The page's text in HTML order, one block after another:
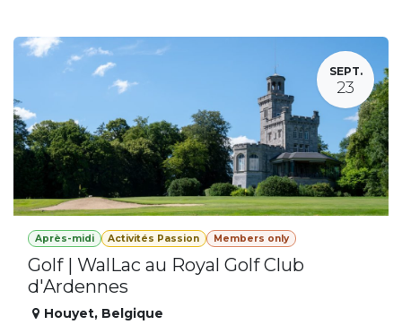
SEPT.
23
Après-midi Activités Passion Members only
Golf | WalLac au Royal Golf Club
d'Ardennes
Houyet, Belgique